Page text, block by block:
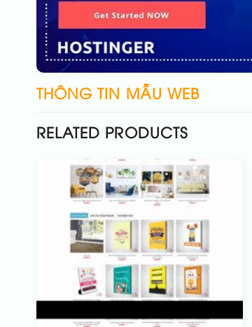
THÔNG TIN MẪU WEB
RELATED PRODUCTS